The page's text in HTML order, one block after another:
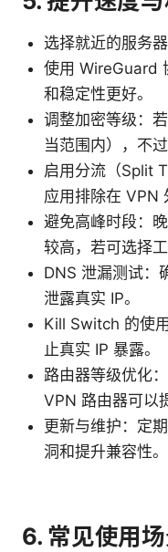
选择就近的服务
使用 WireGuard
和稳定性更好。
调整加密等级：
当范围内），不
启用分流（Split
应用排除在 VPN
避免高峰时段：
较高，若可选择
DNS 泄漏测试：
泄露真实 IP。
Kill Switch 的使
止真实 IP 暴露。
路由器等级优化
VPN 路由器可以
更新与维护：定
洞和提升兼容性。
6. 常见使用